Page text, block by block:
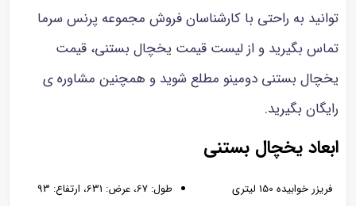
توانید به راحتی با کارشناسان فروش مجموعه پرنس سرما
تماس بگیرید و از لیست قیمت یخچال بستنی، قیمت
یخچال بستنی دومینو مطلع شوید و همچنین مشاوره ی
رایگان بگیرید.
ابعاد یخچال بستنی
فریزر خوابیده 150 لیتری
طول: 67، عرض: 631، ارتفاع: 93